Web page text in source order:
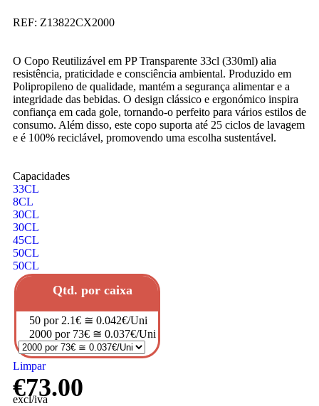
REF: Z13822CX2000
O Copo Reutilizável em PP Transparente 33cl (330ml) alia
resistência, praticidade e consciência ambiental. Produzido em
Polipropileno de qualidade, mantém a segurança alimentar e a
integridade das bebidas. O design clássico e ergonómico inspira
confiança em cada gole, tornando-o perfeito para vários estilos de
consumo. Além disso, este copo suporta até 25 ciclos de lavagem
e é 100% reciclável, promovendo uma escolha sustentável.
Capacidades
33CL
8CL
30CL
30CL
45CL
50CL
50CL
Qtd. por caixa
50 por 2.1€ ≅ 0.042€/Uni
2000 por 73€ ≅ 0.037€/Uni
Limpar
€73.00
excl/iva